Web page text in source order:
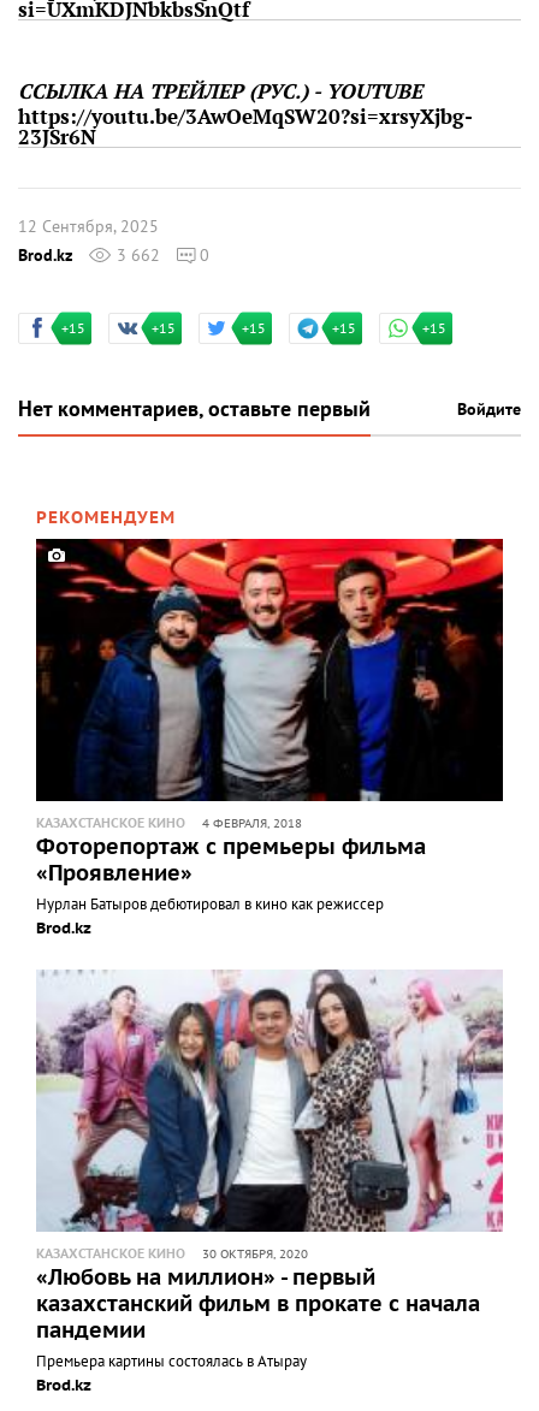
si=UXmKDJNbkbsSnQtf
ССЫЛКА НА ТРЕЙЛЕР (РУС.) - YOUTUBE
https://youtu.be/3AwOeMqSW20?si=xrsyXjbg-
23JSr6N
12 Сентября, 2025
Brod.kz
3 662 0
+15 +15 +15 +15 +15
Нет комментариев, оставьте первый Войдите
РЕКОМЕНДУЕМ
КАЗАХСТАНСКОЕ КИНО 4 ФЕВРАЛЯ, 2018
Фоторепортаж с премьеры фильма
«Проявление»
Нурлан Батыров дебютировал в кино как режиссер
Brod.kz
КАЗАХСТАНСКОЕ КИНО 30 ОКТЯБРЯ, 2020
«Любовь на миллион» - первый
казахстанский фильм в прокате с начала
пандемии
Премьера картины состоялась в Атырау
Brod.kz